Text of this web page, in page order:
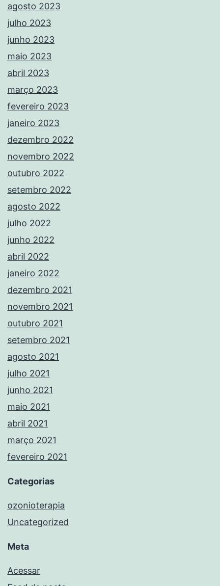
agosto 2023
julho 2023
junho 2023
maio 2023
abril 2023
março 2023
fevereiro 2023
janeiro 2023
dezembro 2022
novembro 2022
outubro 2022
setembro 2022
agosto 2022
julho 2022
junho 2022
abril 2022
janeiro 2022
dezembro 2021
novembro 2021
outubro 2021
setembro 2021
agosto 2021
julho 2021
junho 2021
maio 2021
abril 2021
março 2021
fevereiro 2021
Categorias
ozonioterapia
Uncategorized
Meta
Acessar